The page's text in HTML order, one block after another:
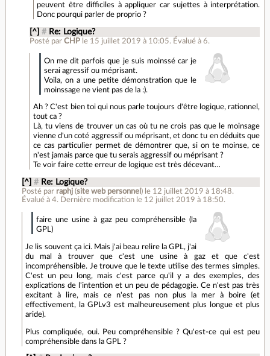
peuvent être difficiles à appliquer car sujettes à interprétation.
Donc pourqui parler de proprio ?
[^] # Re: Logique?
Posté par CHP le 15 juillet 2019 à 10:05. Évalué à 6.
On me dit parfois que je suis moinssé car je
serai agressif ou méprisant.
Voila, on a une petite démonstration que le
moinssage ne vient pas de la :).
Ah ? C'est bien toi qui nous parle toujours d'être logique, rationnel,
tout ca ?
Là, tu viens de trouver un cas où tu ne crois pas que le moinsage
vienne d'un coté aggressif ou méprisant, et donc tu en déduits que
ce cas particulier permet de démontrer que, si on te moinse, ce
n'est jamais parce que tu serais aggressif ou méprisant ?
Te voir faire cette erreur de logique est très décevant…
[^] # Re: Logique?
Posté par raphj (site web personnel ) le 12 juillet 2019 à 18:48.
Évalué à4. Dernière modification le 12 juillet 2019 à 18:50.
faire une usine à gaz peu compréhensible (la
GPL)
Je lis souvent ça ici. Mais j'ai beau relire la GPL, j'ai
du mal à trouver que c'est une usine à gaz et que c'est
incompréhensible. Je trouve que le texte utilise des termes simples.
C'est un peu long, mais c'est parce qu'il y a des exemples, des
explications de l'intention et un peu de pédagogie. Ce n'est pas très
excitant à lire, mais ce n'est pas non plus la mer à boire (et
effectivement, la GPLv3 est malheureusement plus longue et plus
aride).
Plus compliquée, oui. Peu compréhensible ? Qu'est-ce qui est peu
compréhensible dans la GPL ?